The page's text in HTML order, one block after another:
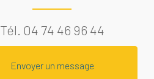
Tél. 04 74 46 96 44
Envoyer un message